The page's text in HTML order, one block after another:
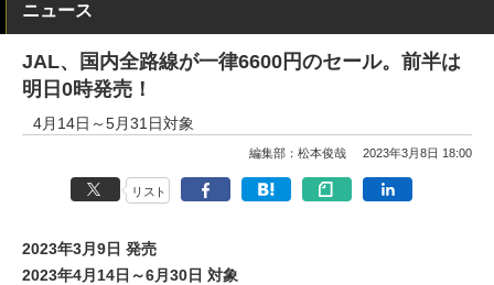
ニュース
JAL、国内全路線が一律6600円のセール。前半は
明日0時発売！
4月14日～5月31日対象
編集部：松本俊哉 2023年3月8日 18:00
リスト
2023年3月9日 発売
2023年4月14日～6月30日 対象